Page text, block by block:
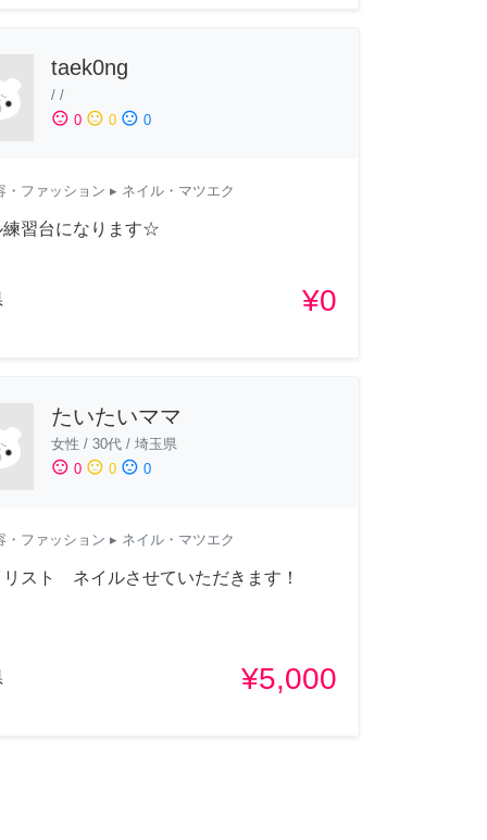
taek0ng
/ /
sentiment_satisfied 0 sentiment_neutral 0 sentiment_dissatisfied 0
・ファッション ▸ ネイル・マツエク
練習台になります☆
¥0
たいたいママ
女性 / 30代/ 埼玉県
sentiment_satisfied 0 sentiment_neutral 0 sentiment_dissatisfied 0
・ファッション ▸ ネイル・マツエク
リスト ネイルさせていただきます！
¥5,000